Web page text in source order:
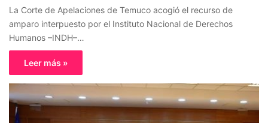
La Corte de Apelaciones de Temuco acogió el recurso de
amparo interpuesto por el Instituto Nacional de Derechos
Humanos –INDH–…
Leer más »